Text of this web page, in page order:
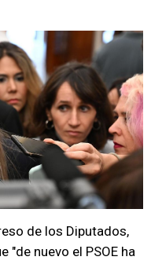
de los Diputados,
"de nuevo el PSOE ha